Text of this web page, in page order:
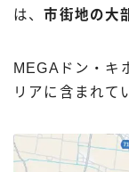
は、市街地の大
MEGAドン・キ
リアに含まれて